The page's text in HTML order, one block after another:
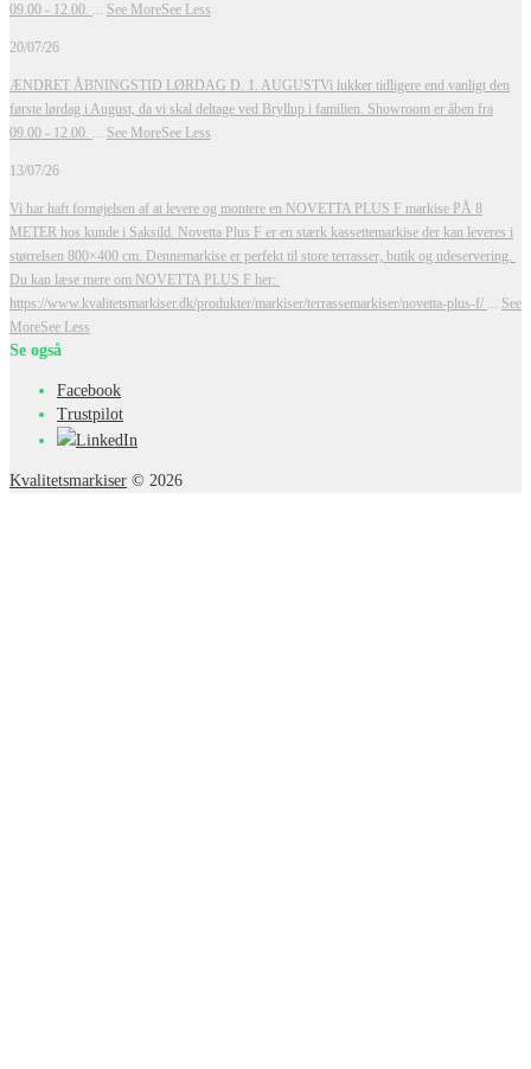
09.00 - 12.00. ... See MoreSee Less
20/07/26
ÆNDRET ÅBNINGSTID LØRDAG D. 1. AUGUSTVi lukker tidligere end vanligt den
første lørdag i August, da vi skal deltage ved Bryllup i familien. Showroom er åben fra
09.00 - 12.00. ... See MoreSee Less
13/07/26
Vi har haft fornøjelsen af at levere og montere en NOVETTA PLUS F markise PÅ 8
METER hos kunde i Saksild. Novetta Plus F er en stærk kassettemarkise der kan leveres i
størrelsen 800×400 cm. Dennemarkise er perfekt til store terrasser, butik og udeservering.
Du kan læse mere om NOVETTA PLUS F her:
https://www.kvalitetsmarkiser.dk/produkter/markiser/terrassemarkiser/novetta-plus-f/ ... See
MoreSee Less
Se også
Facebook
Trustpilot
LinkedIn
Kvalitetsmarkiser © 2026